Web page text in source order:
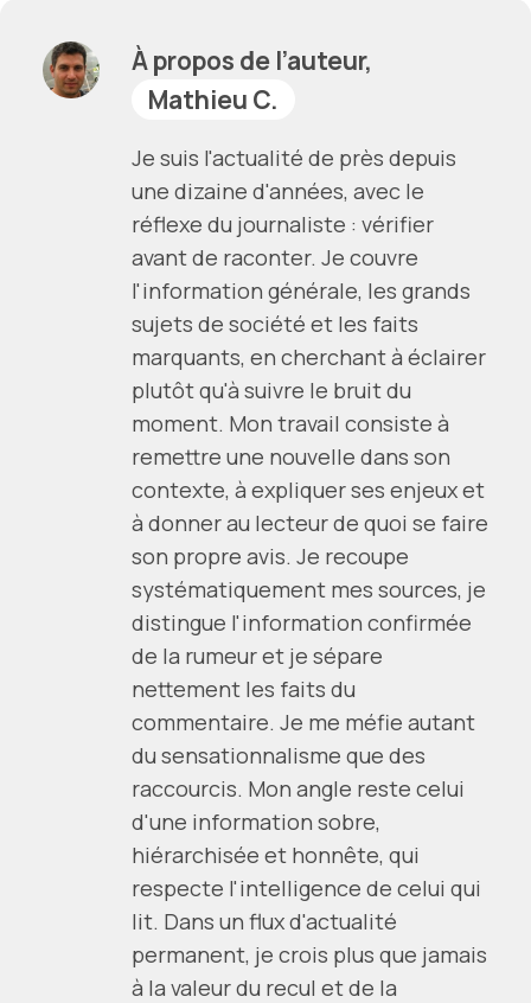
À propos de l’auteur,
Mathieu C.
Je suis l'actualité de près depuis
une dizaine d'années, avec le
réflexe du journaliste : vérifier
avant de raconter. Je couvre
l'information générale, les grands
sujets de société et les faits
marquants, en cherchant à éclairer
plutôt qu'à suivre le bruit du
moment. Mon travail consiste à
remettre une nouvelle dans son
contexte, à expliquer ses enjeux et
à donner au lecteur de quoi se faire
son propre avis. Je recoupe
systématiquement mes sources, je
distingue l'information confirmée
de la rumeur et je sépare
nettement les faits du
commentaire. Je me méfie autant
du sensationnalisme que des
raccourcis. Mon angle reste celui
d'une information sobre,
hiérarchisée et honnête, qui
respecte l'intelligence de celui qui
lit. Dans un flux d'actualité
permanent, je crois plus que jamais
à la valeur du recul et de la